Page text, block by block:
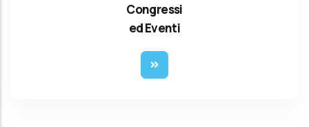
Congressi
ed Eventi